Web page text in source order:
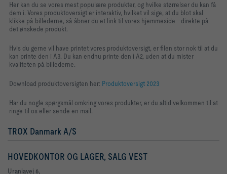
Her kan du se vores mest populære produkter, og hvilke størrelser du kan få
dem i. Vores produktoversigt er interaktiv, hvilket vil sige, at du blot skal
klikke på billederne, så åbner du et link til vores hjemmeside - direkte på
det ønskede produkt.
Hvis du gerne vil have printet vores produktoversigt, er filen stor nok til at du
kan printe den i A3. Du kan endnu printe den i A2, uden at du mister
kvaliteten på billederne.
Download produktoversigten her: Produktoversigt 2023
Har du nogle spørgsmål omkring vores produkter, er du altid velkommen til at
ringe til os eller sende en mail.
TROX Danmark A/S
HOVEDKONTOR OG LAGER, SALG VEST
Uraniavej 6,